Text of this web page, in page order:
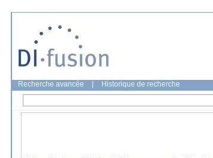
Recherche avancée Historique de recherche